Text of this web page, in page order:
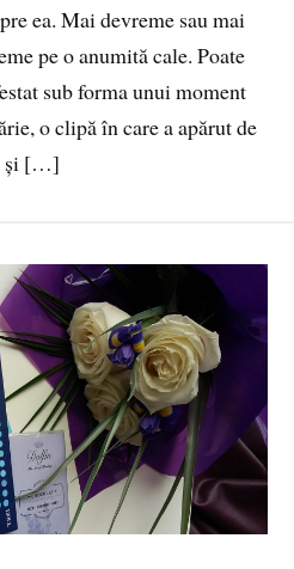
ea. Mai devreme sau mai
pe o anumită cale. Poate
sub forma unui moment
o clipă în care a apărut de
și […]